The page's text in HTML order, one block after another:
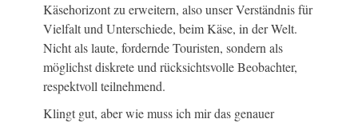
Käsehorizont zu erweitern, also unser Verständnis für
Vielfalt und Unterschiede, beim Käse, in der Welt.
Nicht als laute, fordernde Touristen, sondern als
möglichst diskrete und rücksichtsvolle Beobachter,
respektvoll teilnehmend.
Klingt gut, aber wie muss ich mir das genauer